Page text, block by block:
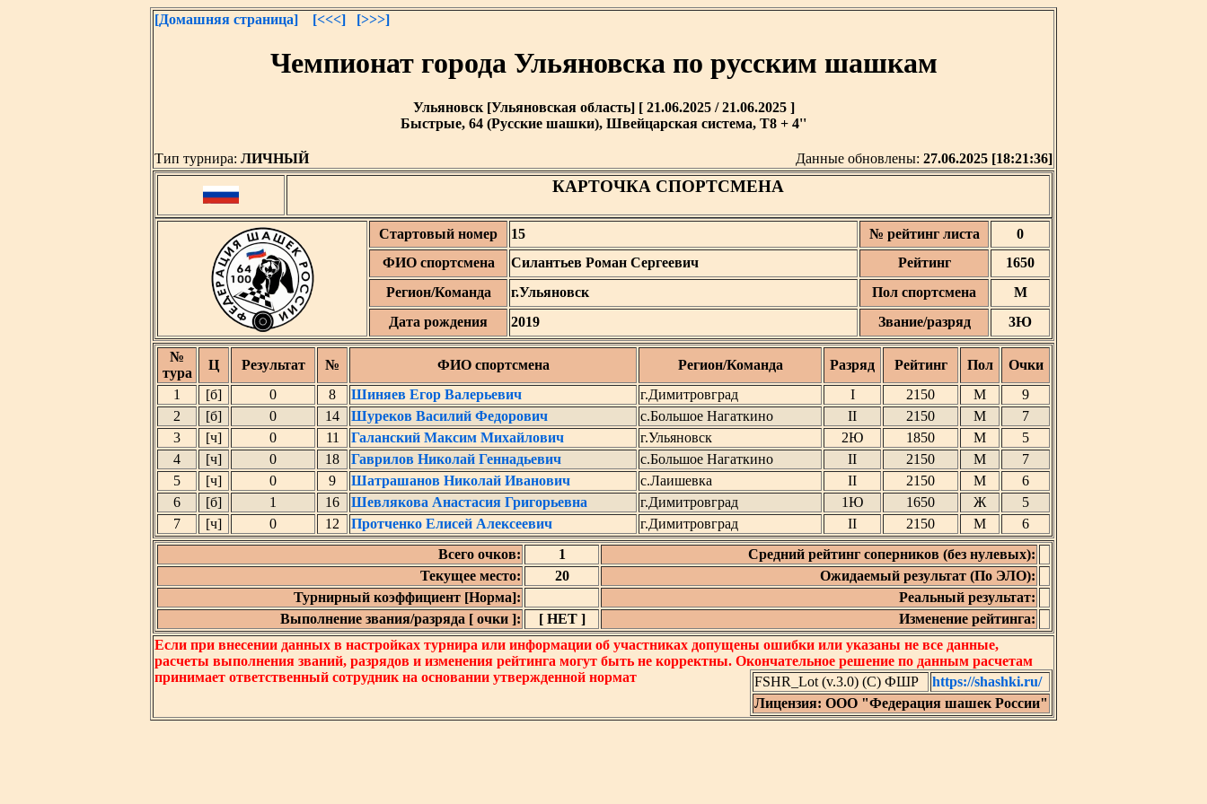
[Домашняя страница] [<<<] [>>>]
Чемпионат города Ульяновска по русским шашкам
Ульяновск [Ульяновская область] [ 21.06.2025 / 21.06.2025 ]
Быстрые, 64 (Русские шашки), Швейцарская система, T8 + 4''
Тип турнира: ЛИЧНЫЙ Данные обновлены: 27.06.2025 [18:21:36]
КАРТОЧКА СПОРТСМЕНА
Стартовый номер 15 № рейтинг листа
0
ФИО спортсмена
Силантьев Роман Сергеевич Рейтинг
1650
Регион/Команда
г.Ульяновск Пол спортсмена
М
Дата рождения
2019 Звание/разряд 3Ю
№
тура
Ц Результат № ФИО спортсмена Регион/Команда Разряд Рейтинг Пол
Очки
1
[б] 0 8 Шиняев Егор Валерьевич г.Димитровград I 2150 М
9
2
[б] 0 14 Шуреков Василий Федорович с.Большое Нагаткино II 2150 М
7
3
[ч] 0 11 Галанский Максим Михайлович г.Ульяновск 2Ю 1850 М
5
4
[ч] 0 18 Гаврилов Николай Геннадьевич с.Большое Нагаткино II 2150 М
7
5
[ч] 0 9 Шатрашанов Николай Иванович с.Лаишевка II 2150 М
6
6
[б] 1 16 Шевлякова Анастасия Григорьевна г.Димитровград 1Ю 1650 Ж
5
7
[ч] 0 12 Протченко Елисей Алексеевич г.Димитровград II 2150 М
6
Всего очков:
1
Средний рейтинг соперников (без нулевых):
Текущее место:
20
Ожидаемый результат (По ЭЛО):
Турнирный коэффициент [Норма]:
Реальный результат:
Выполнение звания/разряда [ очки ]:
[ НЕТ ]
Изменение рейтинга:
Если при внесении данных в настройках турнира или информации об участниках допущены ошибки или указаны не все данные,
расчеты выполнения званий, разрядов и изменения рейтинга могут быть не корректны. Окончательное решение по данным расчетам
принимает ответственный сотрудник на основании утвержденной нормат
FSHR_Lot (v.3.0) (C) ФШР
https://shashki.ru/
Лицензия: ООО "Федерация шашек России"